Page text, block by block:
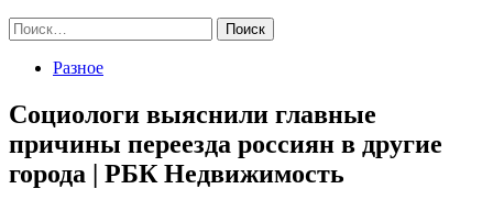
Найти:
Разное
Социологи выяснили главные
причины переезда россиян в другие
города | РБК Недвижимость